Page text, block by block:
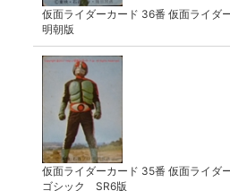
仮面ライダーカード 36番 仮面ライ
明朝版
仮面ライダーカード 35番 仮面ライ
ゴシック SR6版